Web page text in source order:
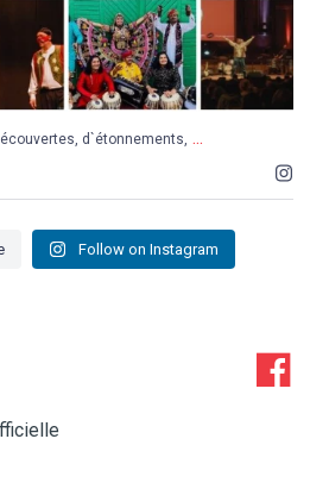
d`étonnements, ...
Follow on Instagram